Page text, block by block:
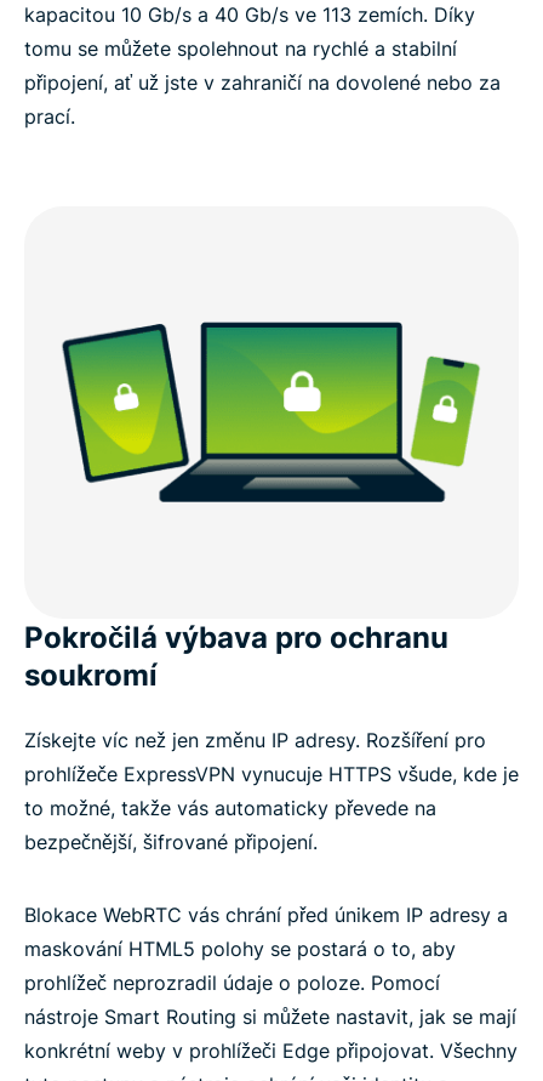
kapacitou 10 Gb/s a 40 Gb/s ve 113 zemích. Díky
tomu se můžete spolehnout na rychlé a stabilní
připojení, ať už jste v zahraničí na dovolené nebo za
prací.
Pokročilá výbava pro ochranu
soukromí
Získejte víc než jen změnu IP adresy. Rozšíření pro
prohlížeče ExpressVPN vynucuje HTTPS všude, kde je
to možné, takže vás automaticky převede na
bezpečnější, šifrované připojení.
Blokace WebRTC vás chrání před únikem IP adresy a
maskování HTML5 polohy se postará o to, aby
prohlížeč neprozradil údaje o poloze. Pomocí
nástroje Smart Routing si můžete nastavit, jak se mají
konkrétní weby v prohlížeči Edge připojovat. Všechny